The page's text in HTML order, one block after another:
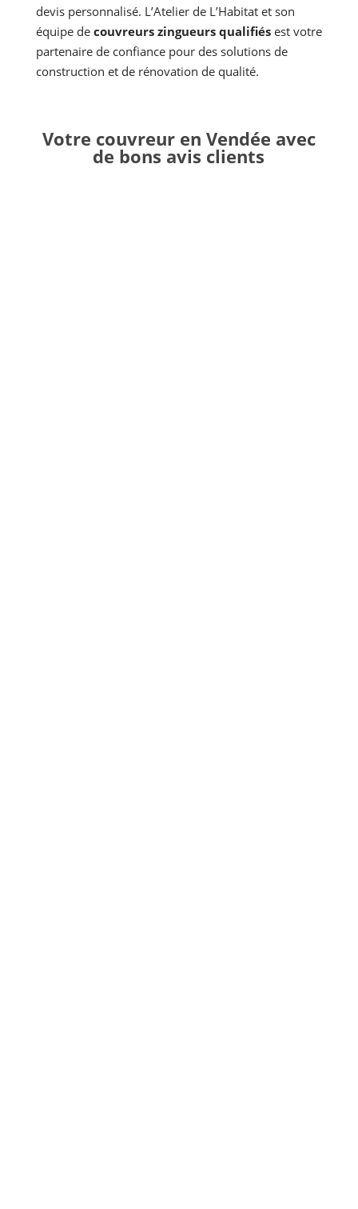
devis personnalisé. L’Atelier de L’Habitat et son
équipe de couvreurs zingueurs qualifiésest votre
partenaire de confiance pour des solutions de
construction et de rénovation de qualité.
Votre couvreur en Vendée avec
de bons avis clients